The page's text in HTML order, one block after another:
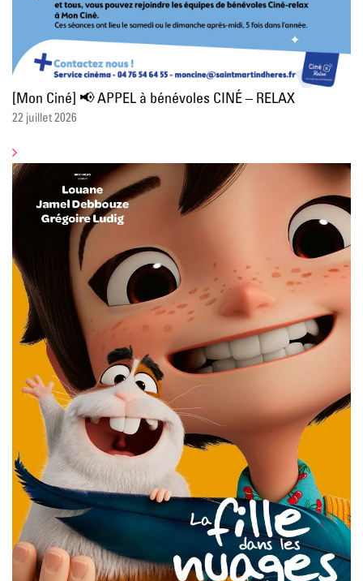
[Mon Ciné] 📢 APPEL à bénévoles CINÉ – RELAX
22 juillet 2026